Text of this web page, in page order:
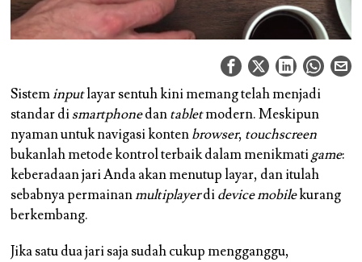
Sisteminputlayar sentuh kini memang telah menjadi
standar dismartphonedantabletmodern. Meskipun
nyaman untuk navigasi kontenbrowser, touchscreen
bukanlah metode kontrol terbaik dalam menikmatigame:
keberadaan jari Anda akan menutup layar, dan itulah
sebabnya permainanmultiplayerdidevice mobilekurang
berkembang.
Jika satu dua jari saja sudah cukup mengganggu,